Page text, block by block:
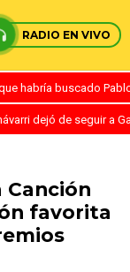
RADIO EN VIVO
habría buscado
dejó de seguir a
Canción
favorita